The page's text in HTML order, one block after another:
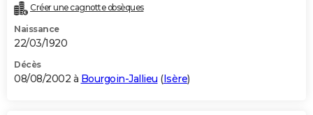
Créer une cagnotte obsèques
Naissance
22/03/1920
Décès
08/08/2002 à Bourgoin-Jallieu (Isère)